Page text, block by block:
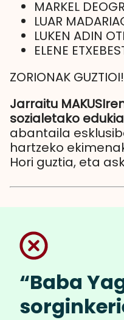
MARKEL
LUAR
LUKEN ADIN
ELENE
ZORIONAK GUZTIOI!
Jarraitu
sozialetako
abantaila
hartzeko
Hori guztia, eta
“Baba